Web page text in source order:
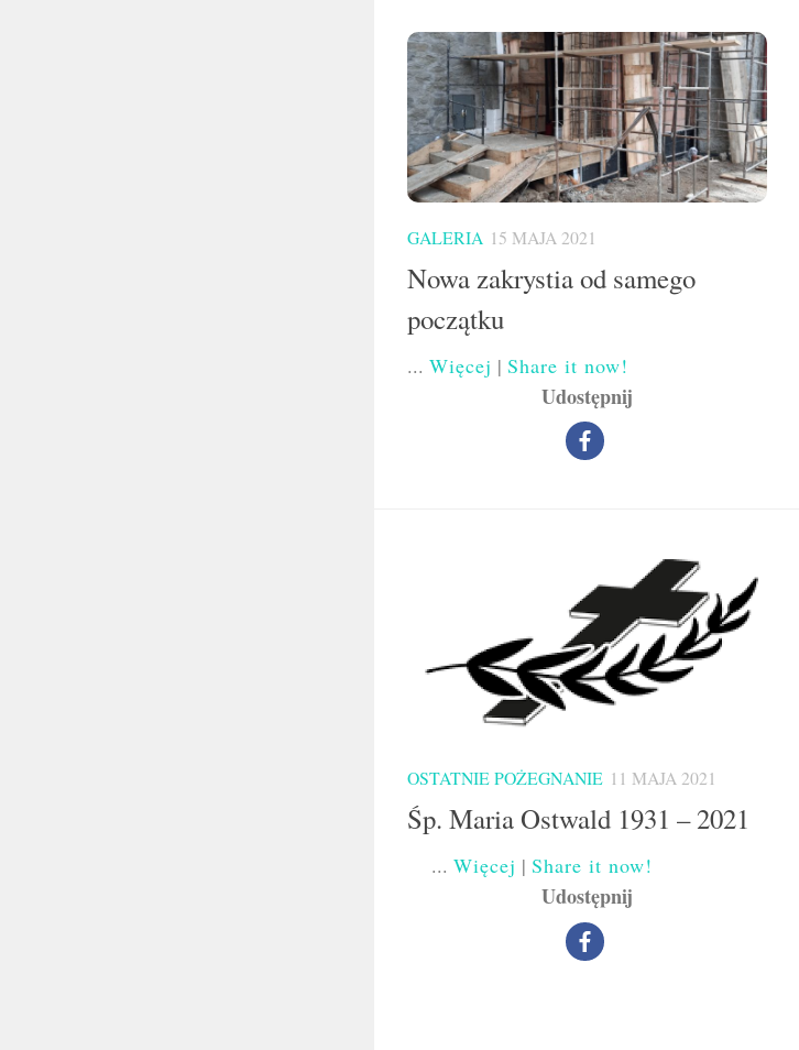
GALERIA 15 MAJA 2021
Nowa zakrystia od samego
początku
... Więcej | Share it now!
Udostępnij
OSTATNIE POŻEGNANIE 11 MAJA 2021
Śp. Maria Ostwald 1931 – 2021
... Więcej | Share it now!
Udostępnij